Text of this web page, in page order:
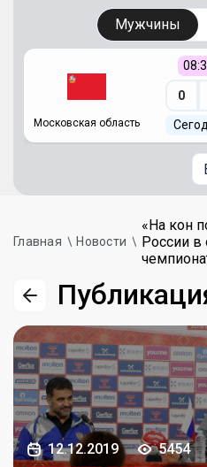
Мужчины
Московская область
0
Главная Новости
«На кон
России в
12.12.2019
5454